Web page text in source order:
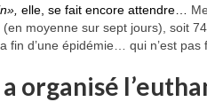
elle, se fait encore attendre…
moyenne sur sept jours), soit
fin d’une épidémie… qui n’est pas
organisé